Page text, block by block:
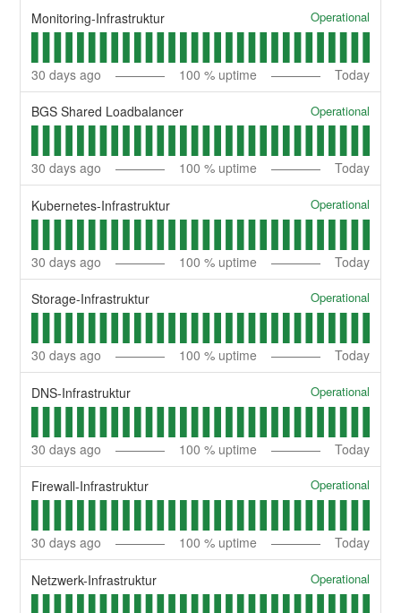
Monitoring-Infrastruktur Operational
30 days ago 100 % uptime Today
BGS Shared Loadbalancer Operational
30 days ago 100 % uptime Today
Kubernetes-Infrastruktur Operational
30 days ago 100 % uptime Today
Storage-Infrastruktur Operational
30 days ago 100 % uptime Today
DNS-Infrastruktur Operational
30 days ago 100 % uptime Today
Firewall-Infrastruktur Operational
30 days ago 100 % uptime Today
Netzwerk-Infrastruktur Operational